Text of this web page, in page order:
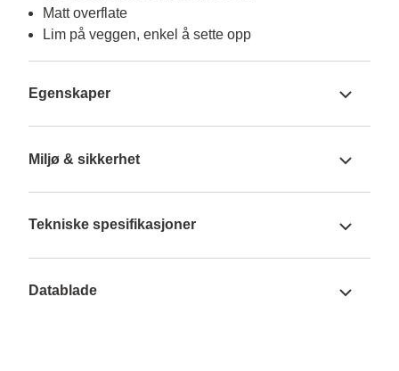
Matt overflate
Lim på veggen, enkel å sette opp
Egenskaper
Miljø & sikkerhet
Tekniske spesifikasjoner
Datablade